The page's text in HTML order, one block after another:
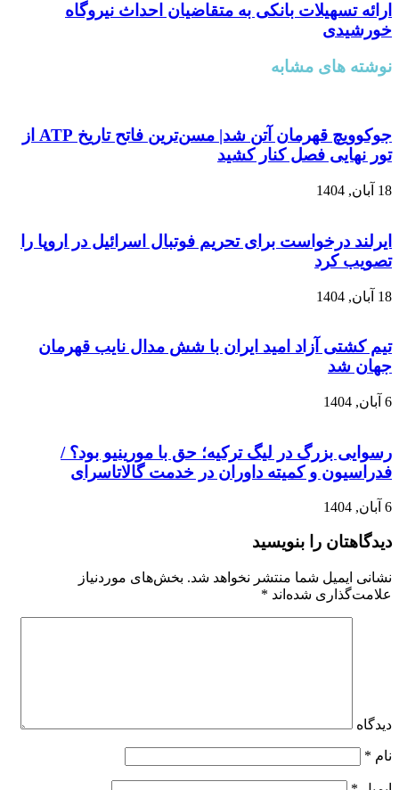
ارائه تسهیلات بانکی به متقاضیان احداث نیروگاه
خورشیدی
نوشته های مشابه
جوکوویچ قهرمان آتن شد| مسن‌ترین فاتح تاریخ ATP از
تور نهایی فصل کنار کشید
18 آبان, 1404
ایرلند درخواست برای تحریم فوتبال اسرائیل در اروپا را
تصویب کرد
18 آبان, 1404
تیم کشتی آزاد امید ایران با شش مدال نایب قهرمان
جهان شد
6 آبان, 1404
رسوایی بزرگ در لیگ ترکیه؛ حق با مورینیو بود؟ /
فدراسیون و کمیته داوران در خدمت گالاتاسرای
6 آبان, 1404
دیدگاهتان را بنویسید
نشانی ایمیل شما منتشر نخواهد شد. بخش‌های موردنیاز
علامت‌گذاری شده‌اند *
دیدگاه
نام *